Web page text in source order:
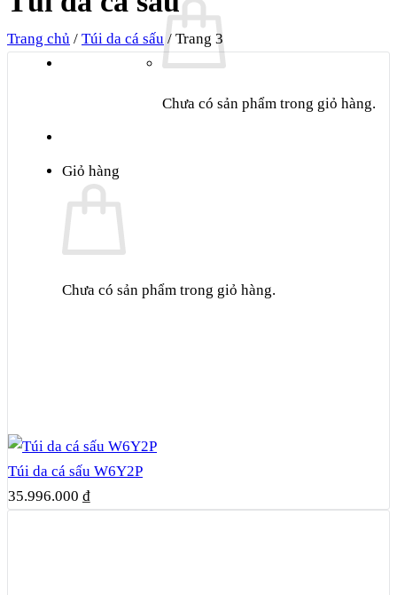
Chưa có sản phẩm trong giỏ hàng.
Giỏ hàng
Chưa có sản phẩm trong giỏ hàng.
Trang chủ / Túi da cá sấu / Trang 3
Túi da cá sấu W6Y2P
35.996.000 ₫